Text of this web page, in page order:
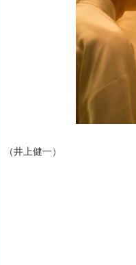
（井上健一）